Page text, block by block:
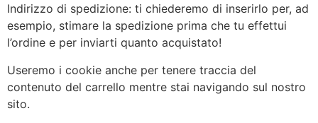
Indirizzo di spedizione: ti chiederemo di inserirlo per, ad
esempio, stimare la spedizione prima che tu effettui
l’ordine e per inviarti quanto acquistato!
Useremo i cookie anche per tenere traccia del
contenuto del carrello mentre stai navigando sul nostro
sito.